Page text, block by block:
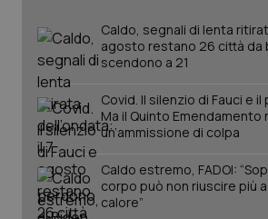
Caldo, segnali di lenta
agosto restano 26 città da
scendono a 21
Covid. Il silenzio di Fauci e
Ma il Quinto Emendamento
un’ammissione di colpa
Caldo estremo, FADOI:
corpo può non riuscire più
calore”